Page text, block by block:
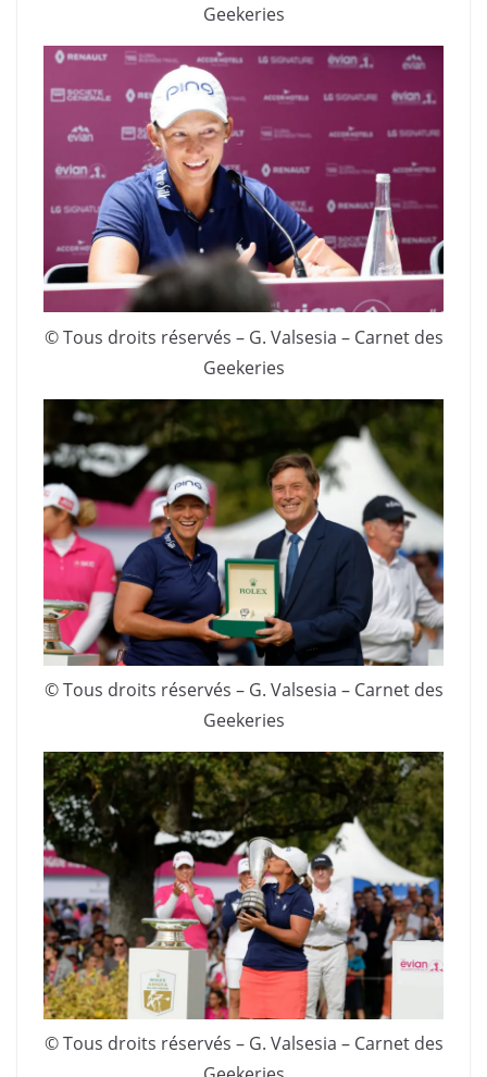
Geekeries
© Tous droits réservés – G. Valsesia – Carnet des
Geekeries
© Tous droits réservés – G. Valsesia – Carnet des
Geekeries
© Tous droits réservés – G. Valsesia – Carnet des